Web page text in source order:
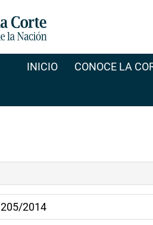
INICIO CONOCE LA
205/2014